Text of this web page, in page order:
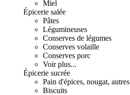
Miel
Épicerie salée
Pâtes
Légumineuses
Conserves de légumes
Conserves volaille
Conserves porc
Voir plus...
Épicerie sucrée
Pain d'épices, nougat, autres
Biscuits